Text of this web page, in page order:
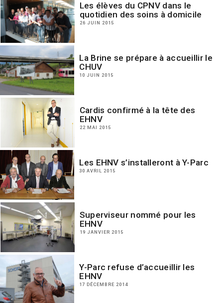
Les élèves du CPNV dans le
quotidien des soins à domicile
26 JUIN 2015
La Brine se prépare à accueillir le
CHUV
10 JUIN 2015
Cardis confirmé à la tête des
EHNV
22 MAI 2015
Les EHNV s’installeront à Y-Parc
30 AVRIL 2015
Superviseur nommé pour les
EHNV
19 JANVIER 2015
Y-Parc refuse d’accueillir les
EHNV
17 DÉCEMBRE 2014